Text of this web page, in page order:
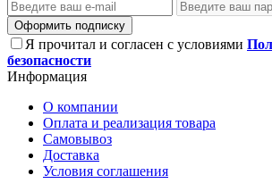
Оформить подписку
Я прочитал и согласен с условиями
безопасности
Информация
О компании
Оплата и реализация товара
Самовывоз
Доставка
Условия соглашения